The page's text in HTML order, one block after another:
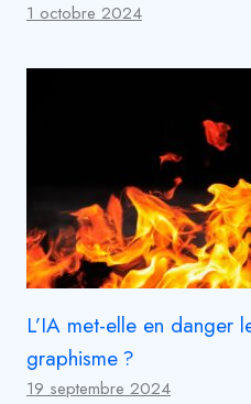
1 octobre 2024
L’IA met-elle en danger
graphisme ?
19 septembre 2024